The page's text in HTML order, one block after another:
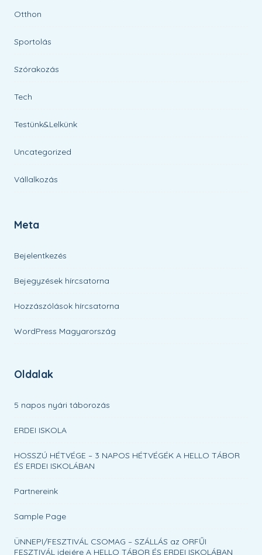
Otthon
Sportolás
Szórakozás
Tech
Testünk&Lelkünk
Uncategorized
Vállalkozás
Meta
Bejelentkezés
Bejegyzések hírcsatorna
Hozzászólások hírcsatorna
WordPress Magyarország
Oldalak
5 napos nyári táborozás
ERDEI ISKOLA
HOSSZÚ HÉTVÉGE – 3 NAPOS HÉTVÉGÉK A HELLO TÁBOR
ÉS ERDEI ISKOLÁBAN
Partnereink
Sample Page
ÜNNEPI/FESZTIVÁL CSOMAG – SZÁLLÁS az ORFŰI
FESZTIVÁL idejére A HELLO TÁBOR ÉS ERDEI ISKOLÁBAN